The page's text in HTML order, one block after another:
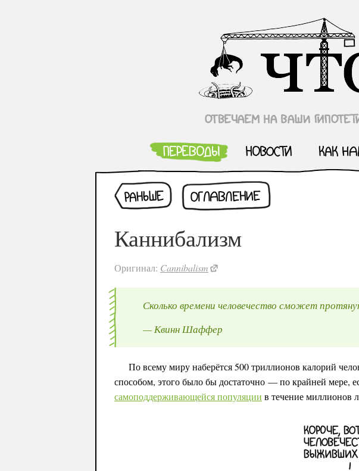
Каннибализм
Оригинал: Cannibalism
Сколько времени человечество сможет
— Квинн Шаффер
По всему миру наберётся 500 триллионов калорий
способом, этого было бы достаточно — по крайней мере,
самоподдерживающейся популяции в течение миллионов